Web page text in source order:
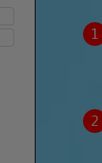
1
2